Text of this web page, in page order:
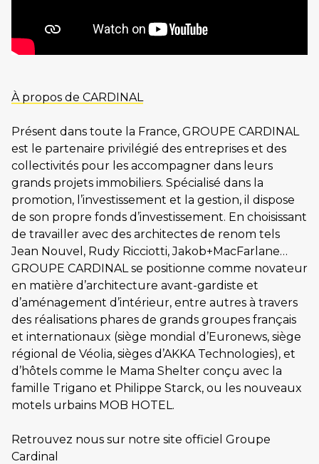
À propos de CARDINAL
Présent dans toute la France, GROUPE CARDINAL
est le partenaire privilégié des entreprises et des
collectivités pour les accompagner dans leurs
grands projets immobiliers. Spécialisé dans la
promotion, l’investissement et la gestion, il dispose
de son propre fonds d’investissement. En choisissant
de travailler avec des architectes de renom tels
Jean Nouvel, Rudy Ricciotti, Jakob+MacFarlane…
GROUPE CARDINAL se positionne comme novateur
en matière d’architecture avant-gardiste et
d’aménagement d’intérieur, entre autres à travers
des réalisations phares de grands groupes français
et internationaux (siège mondial d’Euronews, siège
régional de Véolia, sièges d’AKKA Technologies), et
d’hôtels comme le Mama Shelter conçu avec la
famille Trigano et Philippe Starck, ou les nouveaux
motels urbains MOB HOTEL.
Retrouvez nous sur notre site officiel Groupe
Cardinal